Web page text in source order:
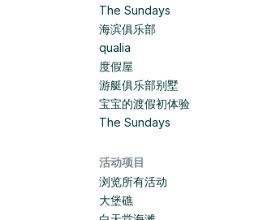
The Sundays
海滨俱乐部
qualia
度假屋
游艇俱乐部别墅
宝宝的渡假初体验
The Sundays
活动项目
浏览所有活动
大堡礁